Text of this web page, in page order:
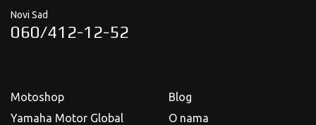
Novi Sad
060/412-12-52
Motoshop
Yamaha Motor Global
Blog
O nama